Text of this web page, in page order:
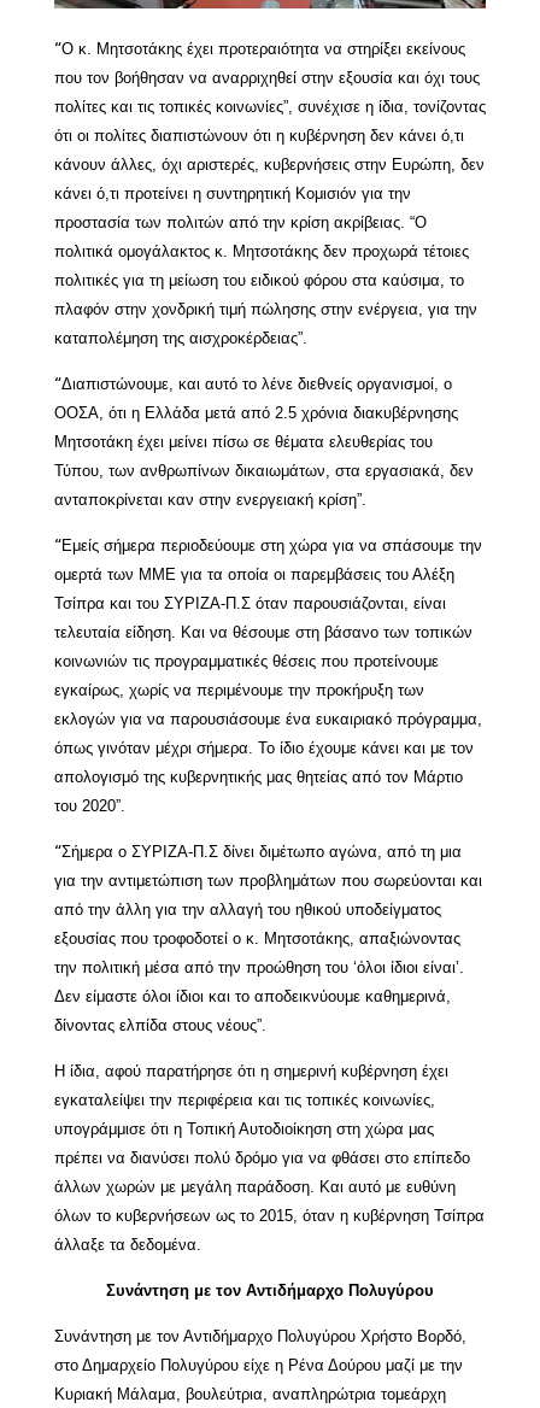
“Ο κ. Μητσοτάκης έχει προτεραιότητα να στηρίξει εκείνους
που τον βοήθησαν να αναρριχηθεί στην εξουσία και όχι τους
πολίτες και τις τοπικές κοινωνίες”, συνέχισε η ίδια, τονίζοντας
ότι οι πολίτες διαπιστώνουν ότι η κυβέρνηση δεν κάνει ό,τι
κάνουν άλλες, όχι αριστερές, κυβερνήσεις στην Ευρώπη, δεν
κάνει ό,τι προτείνει η συντηρητική Κομισιόν για την
προστασία των πολιτών από την κρίση ακρίβειας. “Ο
πολιτικά ομογάλακτος κ. Μητσοτάκης δεν προχωρά τέτοιες
πολιτικές για τη μείωση του ειδικού φόρου στα καύσιμα, το
πλαφόν στην χονδρική τιμή πώλησης στην ενέργεια, για την
καταπολέμηση της αισχροκέρδειας”.
“Διαπιστώνουμε, και αυτό το λένε διεθνείς οργανισμοί, ο
ΟΟΣΑ, ότι η Ελλάδα μετά από 2.5 χρόνια διακυβέρνησης
Μητσοτάκη έχει μείνει πίσω σε θέματα ελευθερίας του
Τύπου, των ανθρωπίνων δικαιωμάτων, στα εργασιακά, δεν
ανταποκρίνεται καν στην ενεργειακή κρίση”.
“Εμείς σήμερα περιοδεύουμε στη χώρα για να σπάσουμε την
ομερτά των ΜΜΕ για τα οποία οι παρεμβάσεις του Αλέξη
Τσίπρα και του ΣΥΡΙΖΑ-Π.Σ όταν παρουσιάζονται, είναι
τελευταία είδηση. Και να θέσουμε στη βάσανο των τοπικών
κοινωνιών τις προγραμματικές θέσεις που προτείνουμε
εγκαίρως, χωρίς να περιμένουμε την προκήρυξη των
εκλογών για να παρουσιάσουμε ένα ευκαιριακό πρόγραμμα,
όπως γινόταν μέχρι σήμερα. Το ίδιο έχουμε κάνει και με τον
απολογισμό της κυβερνητικής μας θητείας από τον Μάρτιο
του 2020”.
“Σήμερα ο ΣΥΡΙΖΑ-Π.Σ δίνει διμέτωπο αγώνα, από τη μια
για την αντιμετώπιση των προβλημάτων που σωρεύονται και
από την άλλη για την αλλαγή του ηθικού υποδείγματος
εξουσίας που τροφοδοτεί ο κ. Μητσοτάκης, απαξιώνοντας
την πολιτική μέσα από την προώθηση του ‘όλοι ίδιοι είναι’.
Δεν είμαστε όλοι ίδιοι και το αποδεικνύουμε καθημερινά,
δίνοντας ελπίδα στους νέους”.
Η ίδια, αφού παρατήρησε ότι η σημερινή κυβέρνηση έχει
εγκαταλείψει την περιφέρεια και τις τοπικές κοινωνίες,
υπογράμμισε ότι η Τοπική Αυτοδιοίκηση στη χώρα μας
πρέπει να διανύσει πολύ δρόμο για να φθάσει στο επίπεδο
άλλων χωρών με μεγάλη παράδοση. Και αυτό με ευθύνη
όλων το κυβερνήσεων ως το 2015, όταν η κυβέρνηση Τσίπρα
άλλαξε τα δεδομένα.
Συνάντηση με τον Αντιδήμαρχο Πολυγύρου
Συνάντηση με τον Αντιδήμαρχο Πολυγύρου Χρήστο Βορδό,
στο Δημαρχείο Πολυγύρου είχε η Ρένα Δούρου μαζί με την
Κυριακή Μάλαμα, βουλεύτρια, αναπληρώτρια τομεάρχη